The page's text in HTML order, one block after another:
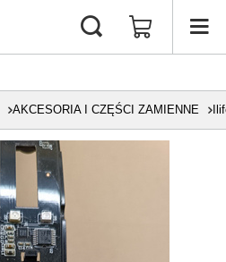
AKCESORIA I CZĘŚCI ZAMIENNE